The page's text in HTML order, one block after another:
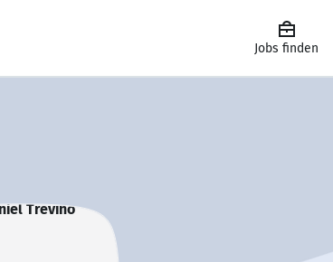
Jobs finden